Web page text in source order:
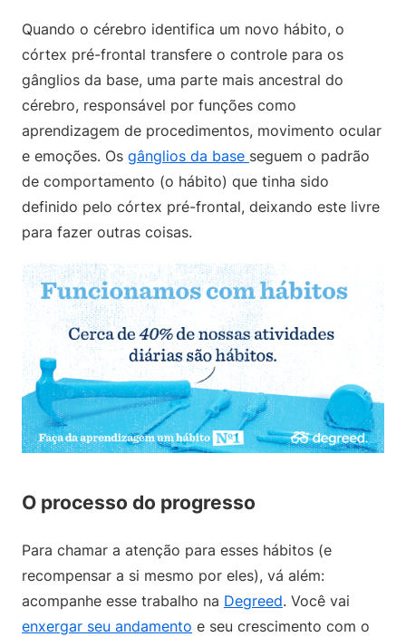
Quando o cérebro identifica um novo hábito, o
córtex pré-frontal transfere o controle para os
gânglios da base, uma parte mais ancestral do
cérebro, responsável por funções como
aprendizagem de procedimentos, movimento ocular
e emoções. Os gânglios da base seguem o padrão
de comportamento (o hábito) que tinha sido
definido pelo córtex pré-frontal, deixando este livre
para fazer outras coisas.
O processo do progresso
Para chamar a atenção para esses hábitos (e
recompensar a si mesmo por eles), vá além:
acompanhe esse trabalho na Degreed. Você vai
enxergar seu andamento e seu crescimento com o